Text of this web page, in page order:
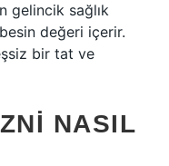
gelincik sağlık
değeri içerir.
bir tat ve
NASIL